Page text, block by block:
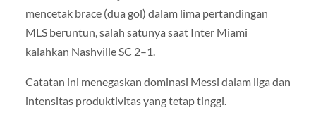
mencetak brace (dua gol) dalam lima pertandingan
MLS beruntun, salah satunya saat Inter Miami
kalahkan Nashville SC 2–1.
Catatan ini menegaskan dominasi Messi dalam liga dan
intensitas produktivitas yang tetap tinggi.